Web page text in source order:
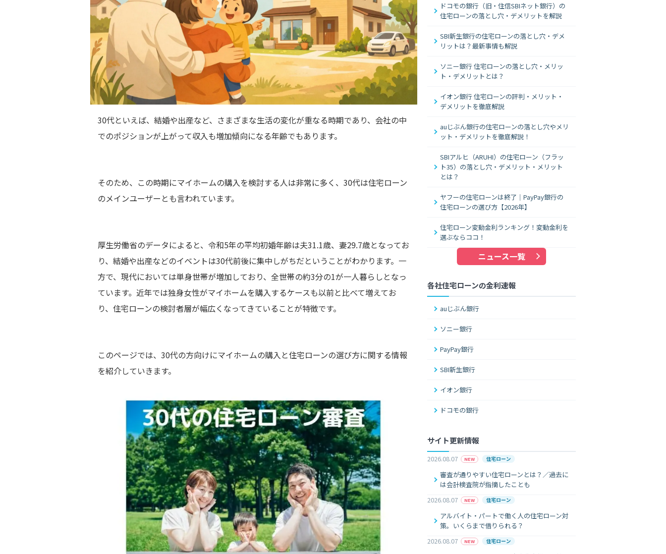
30代といえば、結婚や出産など、さまざまな生活の変化が重なる時期であり、会社の中
でのポジションが上がって収入も増加傾向になる年齢でもあります。
そのため、この時期にマイホームの購入を検討する人は非常に多く、30代は住宅ローン
のメインユーザーとも言われています。
厚生労働省のデータによると、令和5年の平均初婚年齢は夫31.1歳、妻29.7歳となってお
り、結婚や出産などのイベントは30代前後に集中しがちだということがわかります。一
方で、現代においては単身世帯が増加しており、全世帯の約3分の1が一人暮らしとなっ
ています。近年では独身女性がマイホームを購入するケースも以前と比べて増えてお
り、住宅ローンの検討者層が幅広くなってきていることが特徴です。
このページでは、30代の方向けにマイホームの購入と住宅ローンの選び方に関する情報
を紹介していきます。
ドコモの銀行（旧・住信SBIネット銀行）の
住宅ローンの落とし穴・デメリットを解説
SBI新生銀行の住宅ローンの落とし穴・デメ
リットは？最新事情も解説
ソニー銀行 住宅ローンの落とし穴・メリッ
ト・デメリットとは？
イオン銀行 住宅ローンの評判・メリット・
デメリットを徹底解説
auじぶん銀行の住宅ローンの落とし穴やメリ
ット・デメリットを徹底解説！
SBIアルヒ（ARUHI）の住宅ローン（フラッ
ト35）の落とし穴・デメリット・メリット
とは？
ヤフーの住宅ローンは終了｜PayPay銀行の
住宅ローンの選び方【2026年】
住宅ローン変動金利ランキング！変動金利を
選ぶならココ！
ニュース一覧
各社住宅ローンの金利速報
auじぶん銀行
ソニー銀行
PayPay銀行
SBI新生銀行
イオン銀行
ドコモの銀行
サイト更新情報
2026.08.07 NEW 住宅ローン
審査が通りやすい住宅ローンとは？／過去に
は会計検査院が指摘したことも
2026.08.07
NEW 住宅ローン
アルバイト・パートで働く人の住宅ローン対
策。いくらまで借りられる？
2026.08.07
NEW 住宅ローン